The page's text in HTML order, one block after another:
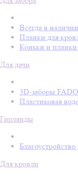
Всегда в наличии
Планки для
Коньки и
Для дачи
3D-заборы
Пластиковая
Гирлянды
Для кровли